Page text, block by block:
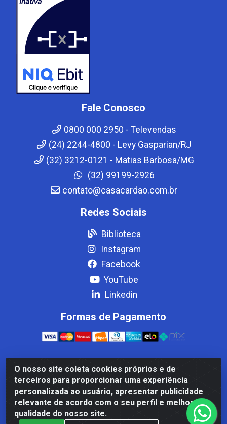
O nosso site coleta cookies próprios e de
terceiros para proporcionar uma experiência
personalizada ao usuário, apresentar publicidade
relevante de acordo com o seu perfil e melhorar a
qualidade do nosso site.
Fale Conosco
0800 000 2950 - Televendas
(24) 2244-4800 - Levy Gasparian/RJ
(32) 3212-0121 - Matias Barbosa/MG
(32) 99199-2926
contato@casacardao.com.br
Redes Sociais
Biblioteca
Instagram
Facebook
YouTube
Linkedin
Formas de Pagamento
Casa Cardão LTDA - Av. Amaral Peixoto, 910 - Afonso
ArinosCom, Levy Gasparian/RJ - CEP 25.875-000 - CNPJ
32.287.542/0001-83